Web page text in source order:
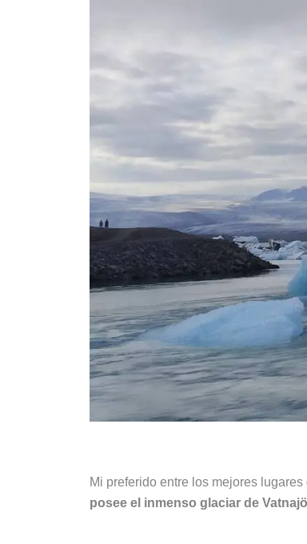
Mi preferido entre los mejores
posee el inmenso glaciar de